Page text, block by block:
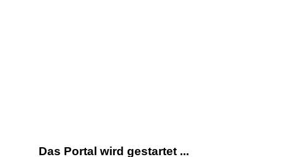
Das Portal wird gestartet ...